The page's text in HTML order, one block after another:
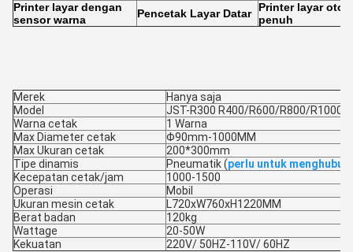
Printer layar dengan
sensor warna
Pencetak Layar Datar
Printer layar
penuh
Merek
Hanya saja
Model
JST-R300 R400/R600/R800/R1000/
Warna cetak
1 Warna
Max Diameter cetak
Φ90mm-1000MM
Max Ukuran cetak
200*300mm
Tipe dinamis
Pneumatik (perlu untuk
Kecepatan cetak/jam
1000-1500
Operasi
Mobil
Ukuran mesin cetak
L720xW760xH1220MM
Berat badan
120kg
Wattage
20-50W
Kekuatan
220V/ 50HZ-110V/ 60HZ